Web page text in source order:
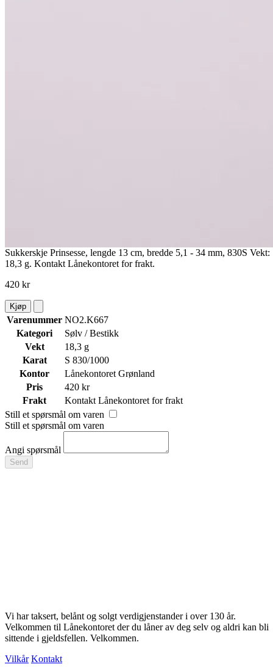
Sukkerskje Prinsesse, lengde 13 cm, bredde 5,1 - 34 mm, 830S Vekt:
18,3 g. Kontakt Lånekontoret for frakt.
420 kr
Kjøp
Varenummer NO2.K667
Kategori
Sølv / Bestikk
Vekt
18,3 g
Karat
S 830/1000
Kontor
Lånekontoret Grønland
Pris
420 kr
Frakt
Kontakt Lånekontoret for frakt
Still et spørsmål om varen
Still et spørsmål om varen
Angi spørsmål
Send
Vi har taksert, belånt og solgt verdigjenstander i over 130 år.
Velkommen til Lånekontoret der du låner av deg selv og aldri kan bli
sittende i gjeldsfellen. Velkommen.
Vilkår Kontakt